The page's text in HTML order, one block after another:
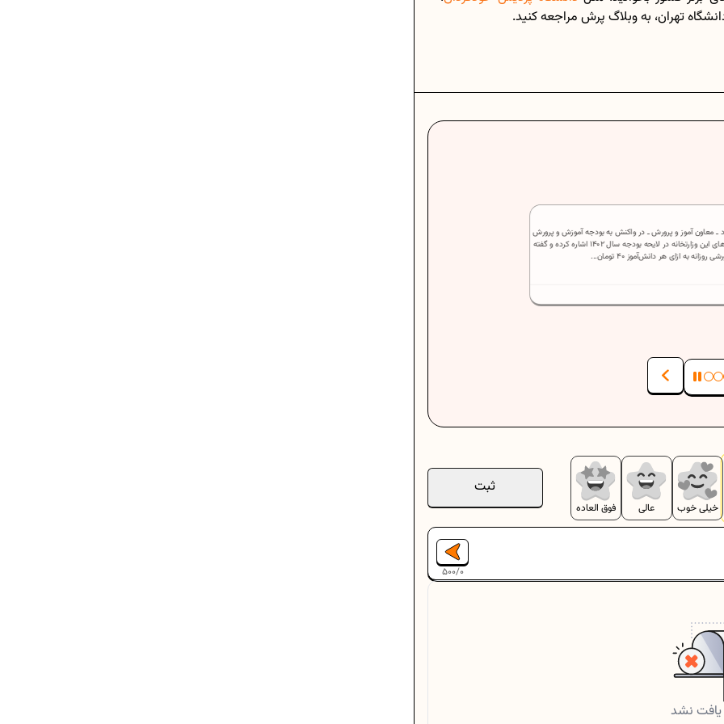
تهران، به وبلاگ پرش مراجعه کنید.
ـ معاون آموز و پرورش ـ در واکنش به بودجه آموزش و پرورش
۱۴۰۲، به کمبودهای این وزارتخانه در لایحه بودجه سال ۱۴۰۲ اشاره کرده و گفته
به ازای هر دانش‌آموز ۴۰ تومان...
ثبت
خیلی خوب عالی فوق العاده
500/0